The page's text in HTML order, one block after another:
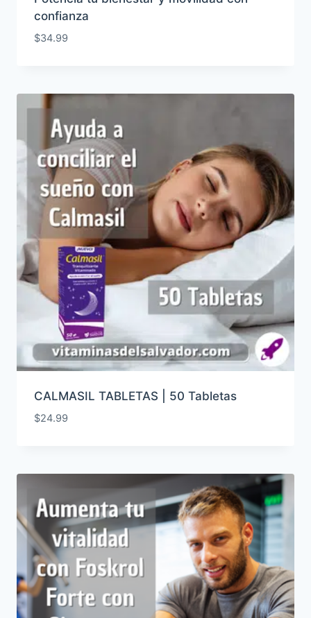
confianza
$34.99
CALMASIL TABLETAS | 50 Tabletas
$24.99